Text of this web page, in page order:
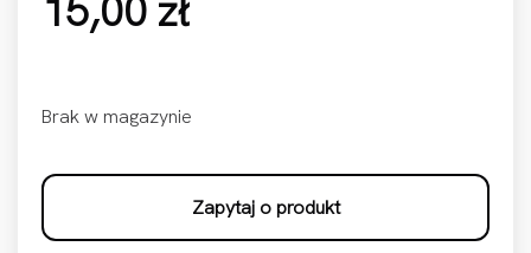
15,00 zł
Brak w magazynie
Zapytaj o produkt